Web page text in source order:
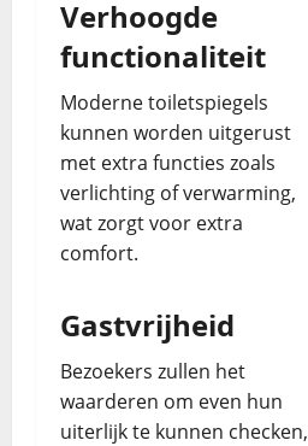
Verhoogde
functionaliteit
Moderne toiletspiegels
kunnen worden uitgerust
met extra functies zoals
verlichting of verwarming,
wat zorgt voor extra
comfort.
Gastvrijheid
Bezoekers zullen het
waarderen om even hun
uiterlijk te kunnen checken,